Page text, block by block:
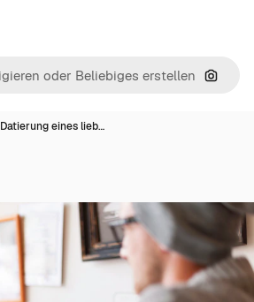
Nach
Datierung eines lieb…